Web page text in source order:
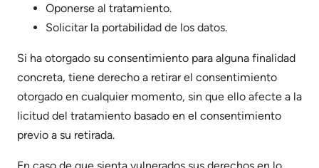
Oponerse al tratamiento.
Solicitar la portabilidad de los datos.
Si ha otorgado su consentimiento para alguna finalidad
concreta, tiene derecho a retirar el consentimiento
otorgado en cualquier momento, sin que ello afecte a la
licitud del tratamiento basado en el consentimiento
previo a su retirada.